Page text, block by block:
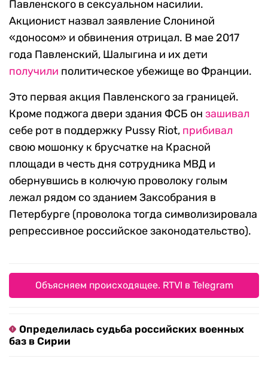
Павленского в сексуальном насилии.
Акционист назвал заявление Слониной
«доносом» и обвинения отрицал. В мае 2017
года Павленский, Шалыгина и их дети
получили политическое убежище во Франции.
Это первая акция Павленского за границей.
Кроме поджога двери здания ФСБ он зашивал
себе рот в поддержку Pussy Riot, прибивал
свою мошонку к брусчатке на Красной
площади в честь дня сотрудника МВД и
обернувшись в колючую проволоку голым
лежал рядом со зданием Заксобрания в
Петербурге (проволока тогда символизировала
репрессивное российское законодательство).
Объясняем происходящее. RTVI в Telegram
Определилась судьба российских военных
баз в Сирии